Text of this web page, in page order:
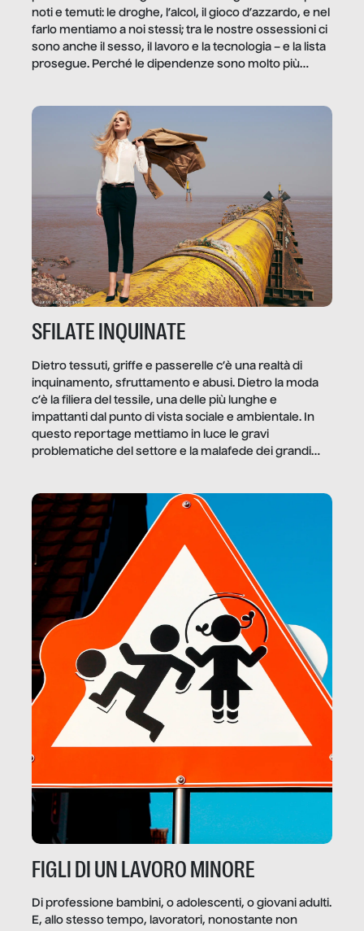
noti e temuti: le droghe, l’alcol, il gioco d’azzardo, e nel
farlo mentiamo a noi stessi; tra le nostre ossessioni ci
sono anche il sesso, il lavoro e la tecnologia – e la lista
prosegue. Perché le dipendenze sono molto più
trae un guadagno. In questo reportage vediamo
quale e come.
SFILATE INQUINATE
Dietro tessuti, griffe e passerelle c’è una realtà di
inquinamento, sfruttamento e abusi. Dietro la moda
c’è la filiera del tessile, una delle più lunghe e
impattanti dal punto di vista sociale e ambientale. In
questo reportage mettiamo in luce le gravi
problematiche del settore e la malafede dei grandi
FIGLI DI UN LAVORO MINORE
Di professione bambini, o adolescenti, o giovani adulti.
E, allo stesso tempo, lavoratori, nonostante non